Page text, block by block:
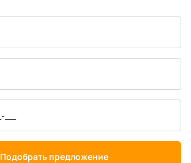
Подобрать предложение